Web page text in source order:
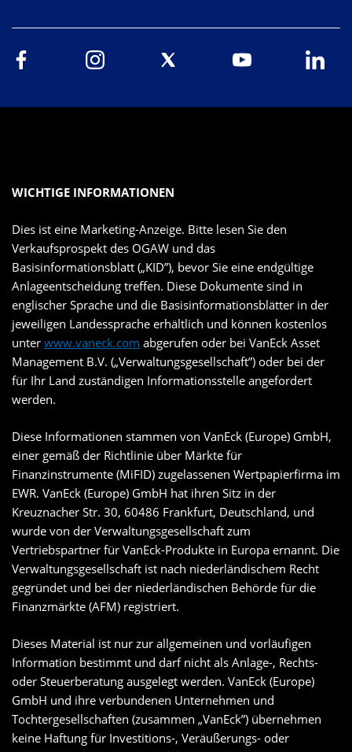
WICHTIGE INFORMATIONEN
Dies ist eine Marketing-Anzeige. Bitte lesen Sie den
Verkaufsprospekt des OGAW und das
Basisinformationsblatt („KID”), bevor Sie eine endgültige
Anlageentscheidung treffen. Diese Dokumente sind in
englischer Sprache und die Basisinformationsblätter in der
jeweiligen Landessprache erhältlich und können kostenlos
unter www.vaneck.com abgerufen oder bei VanEck Asset
Management B.V. („Verwaltungsgesellschaft”) oder bei der
für Ihr Land zuständigen Informationsstelle angefordert
werden.
Diese Informationen stammen von VanEck (Europe) GmbH,
einer gemäß der Richtlinie über Märkte für
Finanzinstrumente (MiFID) zugelassenen Wertpapierfirma im
EWR. VanEck (Europe) GmbH hat ihren Sitz in der
Kreuznacher Str. 30, 60486 Frankfurt, Deutschland, und
wurde von der Verwaltungsgesellschaft zum
Vertriebspartner für VanEck-Produkte in Europa ernannt. Die
Verwaltungsgesellschaft ist nach niederländischem Recht
gegründet und bei der niederländischen Behörde für die
Finanzmärkte (AFM) registriert.
Dieses Material ist nur zur allgemeinen und vorläufigen
Information bestimmt und darf nicht als Anlage-, Rechts-
oder Steuerberatung ausgelegt werden. VanEck (Europe)
GmbH und ihre verbundenen Unternehmen und
Tochtergesellschaften (zusammen „VanEck”) übernehmen
keine Haftung für Investitions-, Veräußerungs- oder